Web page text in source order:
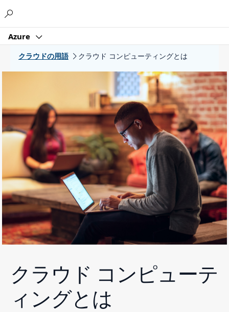
Azure
クラウドの用語 クラウド コンピューティングとは
クラウド コンピューテ
ィングとは